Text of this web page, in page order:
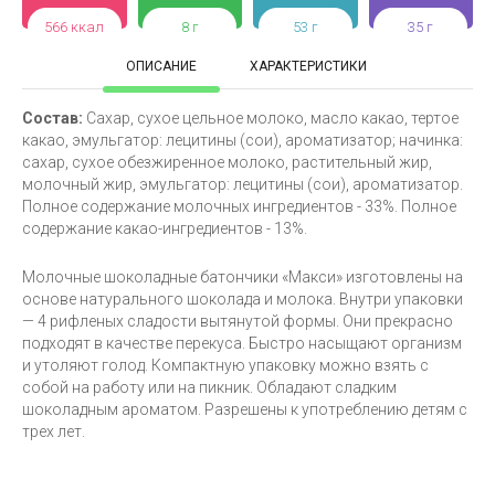
566 ккал 8 г 53 г 35 г
ОПИСАНИЕ ХАРАКТЕРИСТИКИ
Состав: Сахар, сухое цельное молоко, масло какао, тертое
какао, эмульгатор: лецитины (сои), ароматизатор; начинка:
сахар, сухое обезжиренное молоко, растительный жир,
молочный жир, эмульгатор: лецитины (сои), ароматизатор.
Полное содержание молочных ингредиентов - 33%. Полное
содержание какао-ингредиентов - 13%.
Молочные шоколадные батончики «Макси» изготовлены на
основе натурального шоколада и молока. Внутри упаковки
— 4 рифленых сладости вытянутой формы. Они прекрасно
подходят в качестве перекуса. Быстро насыщают организм
и утоляют голод. Компактную упаковку можно взять с
собой на работу или на пикник. Обладают сладким
шоколадным ароматом. Разрешены к употреблению детям с
трех лет.